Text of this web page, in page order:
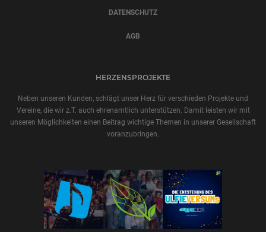
DATENSCHUTZ
AGB
HERZENSPROJEKTE
Neben unseren Kunden, schlägt unser Herz für verschieden Projekte und
Vereine, die wir z.T. auch ehrenamtlich unterstützen. Damit leisten wir mit
unseren Möglichkeiten einen Beitrag wichtige Themen in unserer Gesellschaft
voranzubringen.